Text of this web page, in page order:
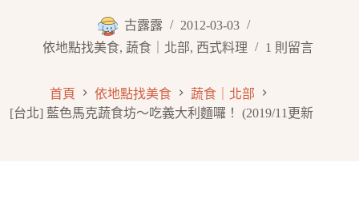
古露露
2012-03-03
依地點找美食, 蔬食｜北部, 西式料理 1 則留言
首頁 依地點找美食
蔬食｜北部
[台北] 藍色馬克蔬食坊～吃義大利麵囉！ (2019/11更新